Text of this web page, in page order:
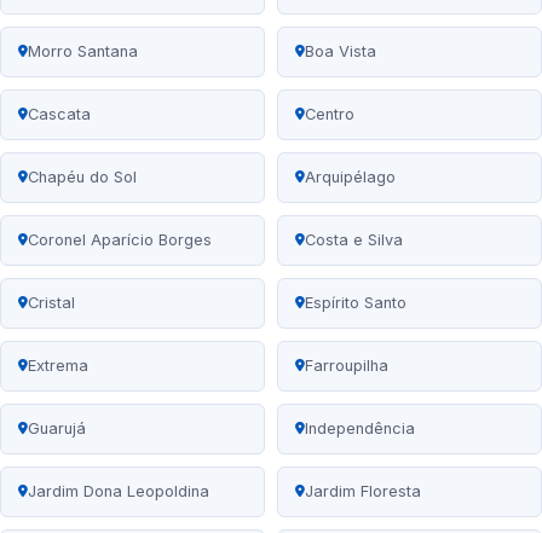
Morro Santana Boa Vista
Cascata Centro
Chapéu do Sol Arquipélago
Coronel Aparício Borges Costa e Silva
Cristal Espírito Santo
Extrema Farroupilha
Guarujá Independência
Jardim Dona Leopoldina Jardim Floresta